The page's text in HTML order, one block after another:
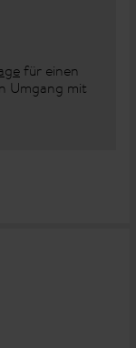
für einen
Umgang mit